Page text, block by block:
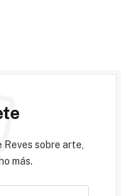
sobre arte,
más.